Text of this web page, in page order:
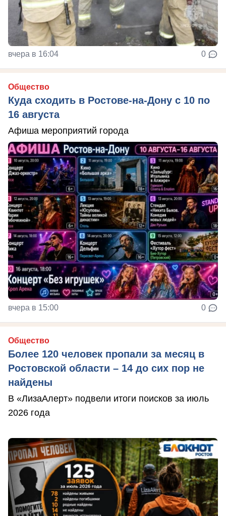
вчера в 16:04 0
Общество
Куда сходить в Ростове-на-Дону с 10 по
16 августа
Афиша мероприятий города
вчера в 15:00 0
Общество
Более 120 человек пропали за месяц в
Ростовской области – 14 до сих пор не
найдены
В «ЛизаАлерт» подвели итоги поисков за июль
2026 года